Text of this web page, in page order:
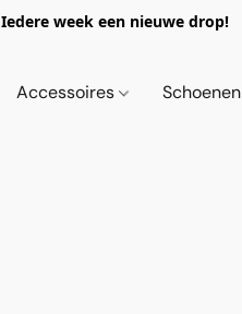
Iedere week een nieuwe drop!
Accessoires Schoenen